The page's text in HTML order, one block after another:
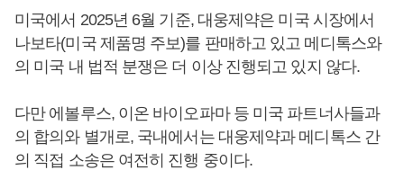
미국에서 2025년 6월 기준, 대웅제약은 미국 시장에서
나보타(미국 제품명 주보)를 판매하고 있고 메디톡스와
의 미국 내 법적 분쟁은 더 이상 진행되고 있지 않다.
다만 에볼루스, 이온 바이오파마 등 미국 파트너사들과
의 합의와 별개로, 국내에서는 대웅제약과 메디톡스 간
의 직접 소송은 여전히 진행 중이다.